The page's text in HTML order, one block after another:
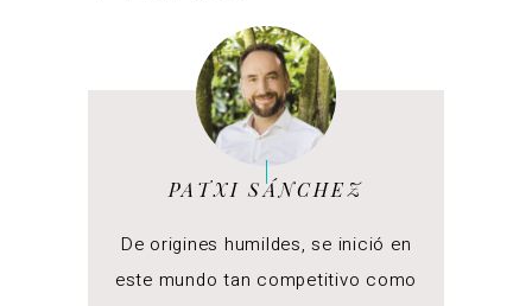
PATXI SÁNCHEZ
De origines humildes, se inició en
este mundo tan competitivo como